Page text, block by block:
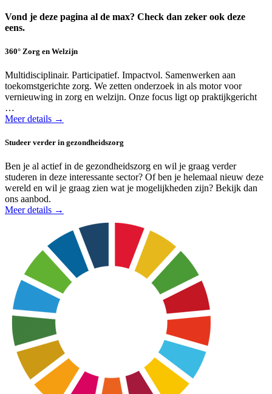
Vond je deze pagina al de max? Check dan zeker ook deze
eens.
360° Zorg en Welzijn
Multidisciplinair. Participatief. Impactvol. Samenwerken aan
toekomstgerichte zorg. We zetten onderzoek in als motor voor
vernieuwing in zorg en welzijn. Onze focus ligt op praktijkgericht
…
Meer details →
Studeer verder in gezondheidszorg
Ben je al actief in de gezondheids­zorg en wil je graag verder
studeren in deze interessante sector? Of ben je helemaal nieuw deze
wereld en wil je graag zien wat je mogelijkheden zijn? Bekijk dan
ons aanbod.
Meer details →